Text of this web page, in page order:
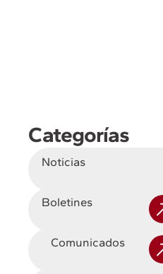
Categorías
Noticias
Boletines
Comunicados